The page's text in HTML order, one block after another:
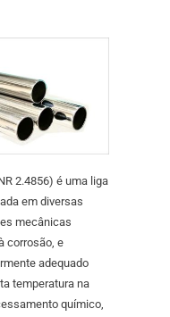
2.4856) é uma liga
em diversas
mecânicas
corrosão, e
adequado
temperatura na
químico,